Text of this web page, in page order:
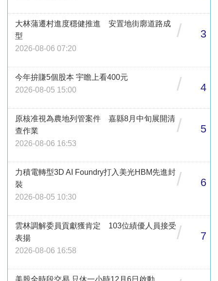
大林蒲遷村進度穩健推進 安置地街廓道路成
型
2026-08-06 07:20
/ 3
今年拚賺5個股本 宇瞻上看400元
2026-08-05 15:00
/ 4
原核准視為農地列管案件 嘉縣8月中旬展開清
查作業
2026-08-06 16:53
/ 5
力積電轉型3D AI Foundry打入美光HBM先進封
裝
2026-08-05 10:30
/ 6
雲林調解委員貢獻獲肯定 103位績優人員接受
表揚
2026-08-06 16:58
/ 7
美股全時段交易 只休一小時12月6日啟動